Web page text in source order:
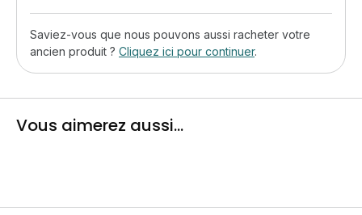
Saviez-vous que nous pouvons aussi racheter votre
ancien produit ? Cliquez ici pour continuer.
Vous aimerez aussi...